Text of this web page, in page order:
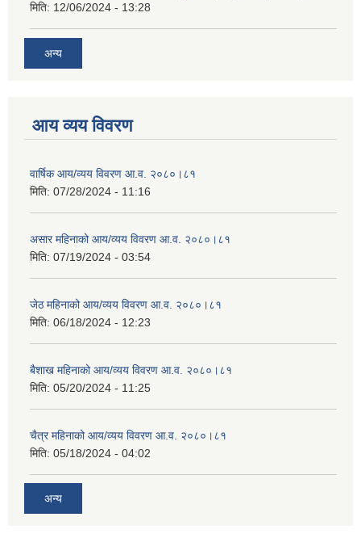
मिति: 12/06/2024 - 13:28
अन्य
आय व्यय विवरण
वार्षिक आय/व्यय विवरण आ.व. २०८०।८१
मिति: 07/28/2024 - 11:16
असार महिनाको आय/व्यय विवरण आ.व. २०८०।८१
मिति: 07/19/2024 - 03:54
जेठ महिनाको आय/व्यय विवरण आ.व. २०८०।८१
मिति: 06/18/2024 - 12:23
बैशाख महिनाको आय/व्यय विवरण आ.व. २०८०।८१
मिति: 05/20/2024 - 11:25
चैत्र महिनाको आय/व्यय विवरण आ.व. २०८०।८१
मिति: 05/18/2024 - 04:02
अन्य